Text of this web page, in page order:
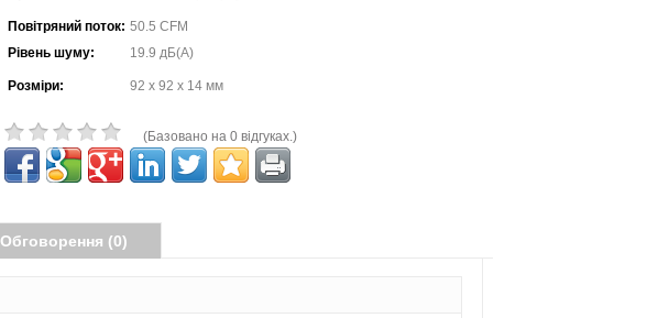
Повітряний поток: 50.5 CFM
Рівень шуму:
19.9 дБ(А)
Розміри: 92 x 92 x 14 мм
(Базовано на 0 відгуках.)
Обговорення (0)